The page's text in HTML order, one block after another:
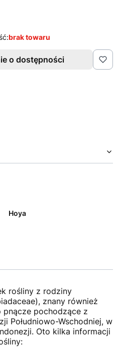
brak towaru
o dostępności
Hoya
rośliny z rodziny
znany również
pochodzące z
Południowo-Wschodniej, w
Oto kilka informacji